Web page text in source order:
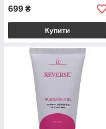
699 ₴
Купити